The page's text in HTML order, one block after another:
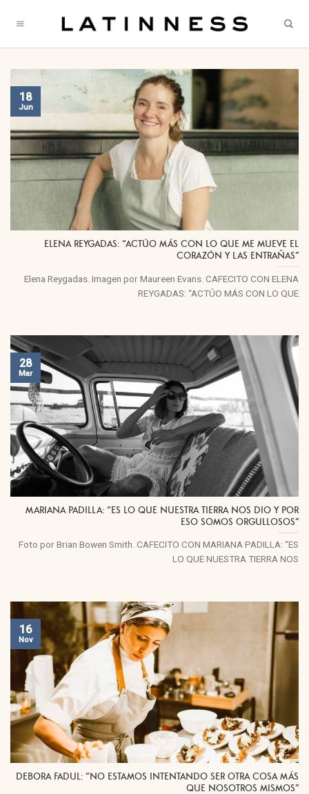
ELENA REYGADAS: “ACTÚO MÁS CON LO QUE ME MUEVE EL
CORAZÓN Y LAS ENTRAÑAS”
Elena Reygadas. Imagen por Maureen Evans. CAFECITO CON ELENA
REYGADAS: “ACTÚO MÁS CON LO QUE
18
Jun
MARIANA PADILLA: “ES LO QUE NUESTRA TIERRA NOS DIO Y POR
ESO SOMOS ORGULLOSOS”
Foto por Brian Bowen Smith. CAFECITO CON MARIANA PADILLA: “ES
LO QUE NUESTRA TIERRA NOS
28
Mar
DEBORA FADUL: “NO ESTAMOS INTENTANDO SER OTRA COSA MÁS
QUE NOSOTROS MISMOS”
16
Nov